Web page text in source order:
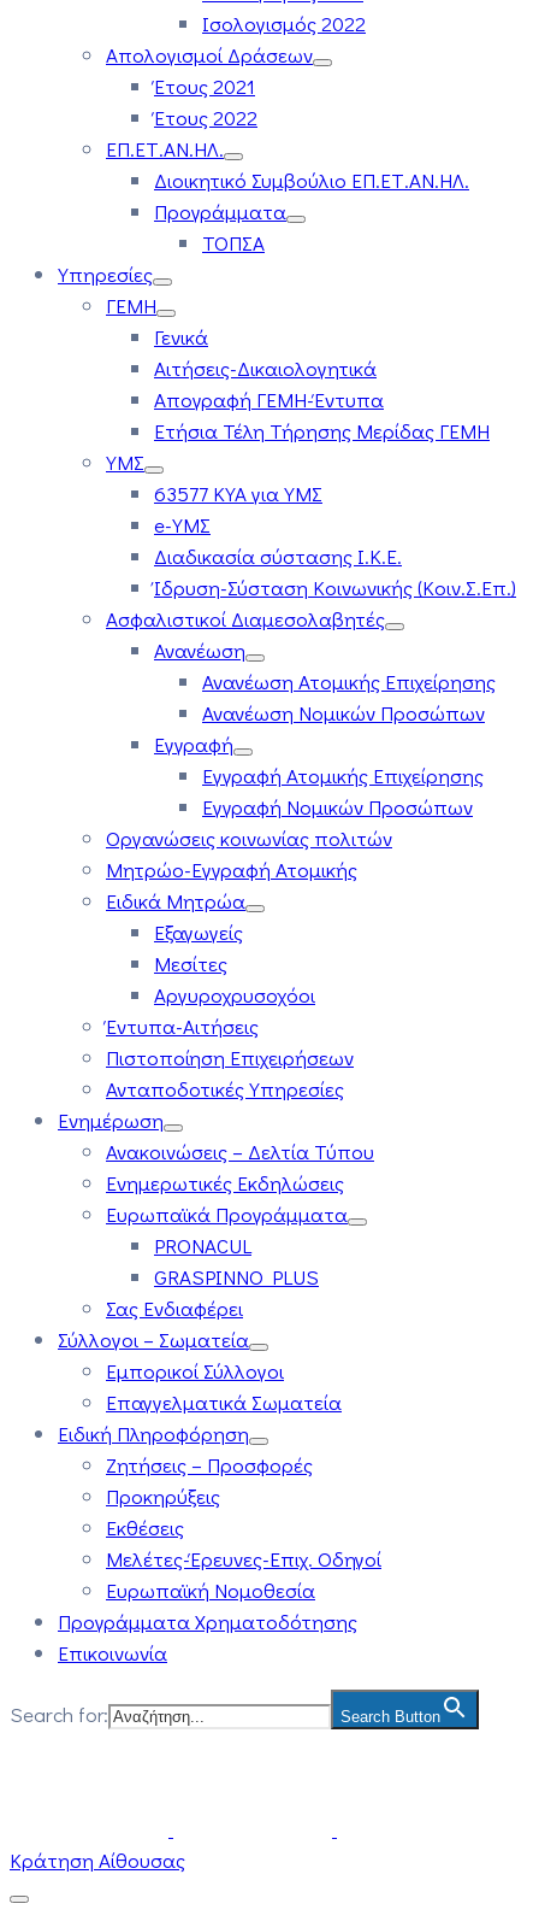
Ισολογισμός 2022
Απολογισμοί Δράσεων
Έτους 2021
Έτους 2022
ΕΠ.ΕΤ.ΑΝ.ΗΛ.
Διοικητικό Συμβούλιο ΕΠ.ΕΤ.ΑΝ.ΗΛ.
Προγράμματα
ΤΟΠΣΑ
Υπηρεσίες
ΓΕΜΗ
Γενικά
Αιτήσεις-Δικαιολογητικά
Απογραφή ΓΕΜΗ-Έντυπα
Ετήσια Τέλη Τήρησης Μερίδας ΓΕΜΗ
ΥΜΣ
63577 ΚΥΑ για ΥΜΣ
e-ΥΜΣ
Διαδικασία σύστασης Ι.Κ.Ε.
Ίδρυση-Σύσταση Κοινωνικής (Κοιν.Σ.Επ.)
Ασφαλιστικοί Διαμεσολαβητές
Ανανέωση
Ανανέωση Ατομικής Επιχείρησης
Ανανέωση Νομικών Προσώπων
Εγγραφή
Εγγραφή Ατομικής Επιχείρησης
Εγγραφή Νομικών Προσώπων
Οργανώσεις κοινωνίας πολιτών
Μητρώο-Εγγραφή Ατομικής
Ειδικά Μητρώα
Εξαγωγείς
Μεσίτες
Αργυροχρυσοχόοι
Έντυπα-Αιτήσεις
Πιστοποίηση Επιχειρήσεων
Ανταποδοτικές Υπηρεσίες
Ενημέρωση
Ανακοινώσεις – Δελτία Τύπου
Ενημερωτικές Εκδηλώσεις
Ευρωπαϊκά Προγράμματα
PRONACUL
GRASPINNO PLUS
Σας Ενδιαφέρει
Σύλλογοι – Σωματεία
Εμπορικοί Σύλλογοι
Επαγγελματικά Σωματεία
Ειδική Πληροφόρηση
Ζητήσεις – Προσφορές
Προκηρύξεις
Εκθέσεις
Μελέτες-Έρευνες-Επιχ. Οδηγοί
Ευρωπαϊκή Νομοθεσία
Προγράμματα Χρηματοδότησης
Επικοινωνία
Search for: Search Button
Κράτηση Αίθουσας